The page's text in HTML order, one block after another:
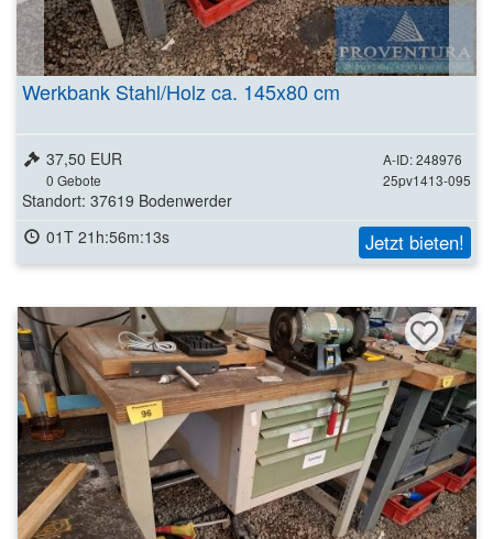
Werkbank Stahl/Holz ca. 145x80 cm
A-ID: 248976
25pv1413-095
37,50 EUR
0 Gebote
Standort: 37619 Bodenwerder
01T 21h:56m:11s
Jetzt bieten!